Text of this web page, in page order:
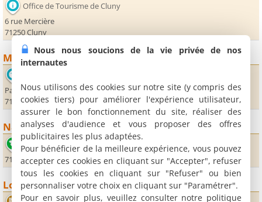
Office de Tourisme de Cluny
6 rue Mercière
71250 Cluny
Musées
Parc Abbatial
71250 Cluny
Nature
Lac de Saint Point
71520 Saint-Point
Loisirs
Nous nous soucions de la vie privée de nos
internautes
Nous utilisons des cookies sur notre site (y compris des
cookies tiers) pour améliorer l'expérience utilisateur,
assurer le bon fonctionnement du site, réaliser des
analyses d'audience et vous proposer des offres
publicitaires les plus adaptées.
Pour bénéficier de la meilleure expérience, vous pouvez
accepter ces cookies en cliquant sur "Accepter", refuser
tous les cookies en cliquant sur "Refuser" ou bien
personnaliser votre choix en cliquant sur "Paramétrer".
Pour en savoir plus, veuillez consulter notre politique